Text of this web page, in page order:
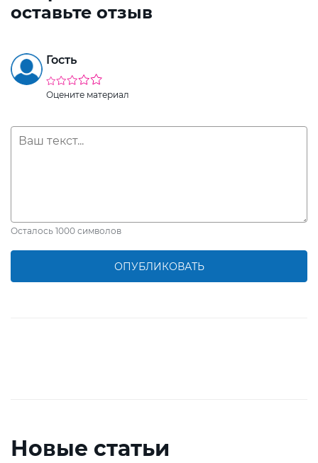
оставьте отзыв
Гость
Оцените материал
Осталось 1000 символов
ОПУБЛИКОВАТЬ
Новые статьи